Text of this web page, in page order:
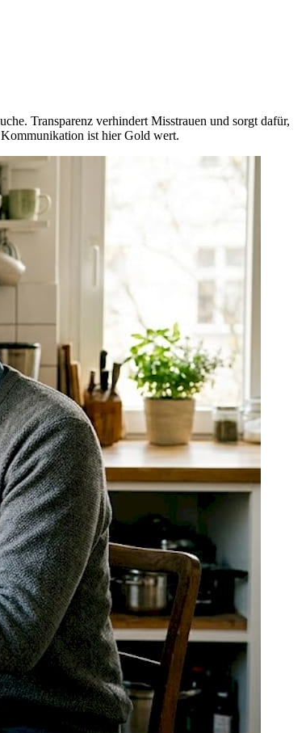
Transparenz verhindert Misstrauen und sorgt dafür,
Kommunikation ist hier Gold wert.